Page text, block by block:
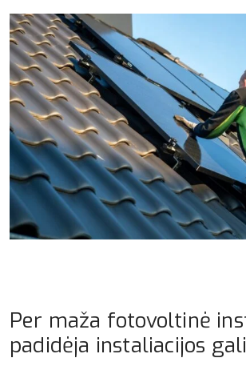
Per maža fotovoltinė
padidėja instaliacijos